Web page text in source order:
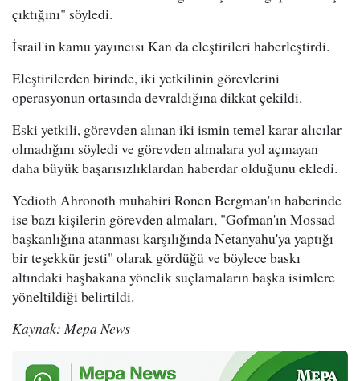
çıktığını" söyledi.
İsrail'in kamu yayıncısı Kan da eleştirileri haberleştirdi.
Eleştirilerden birinde, iki yetkilinin görevlerini
operasyonun ortasında devraldığına dikkat çekildi.
Eski yetkili, görevden alınan iki ismin temel karar alıcılar
olmadığını söyledi ve görevden almalara yol açmayan
daha büyük başarısızlıklardan haberdar olduğunu ekledi.
Yedioth Ahronoth muhabiri Ronen Bergman'ın haberinde
ise bazı kişilerin görevden almaları, "Gofman'ın Mossad
başkanlığına atanması karşılığında Netanyahu'ya yaptığı
bir teşekkür jesti" olarak gördüğü ve böylece baskı
altındaki başbakana yönelik suçlamaların başka isimlere
yöneltildiği belirtildi.
Kaynak: Mepa News